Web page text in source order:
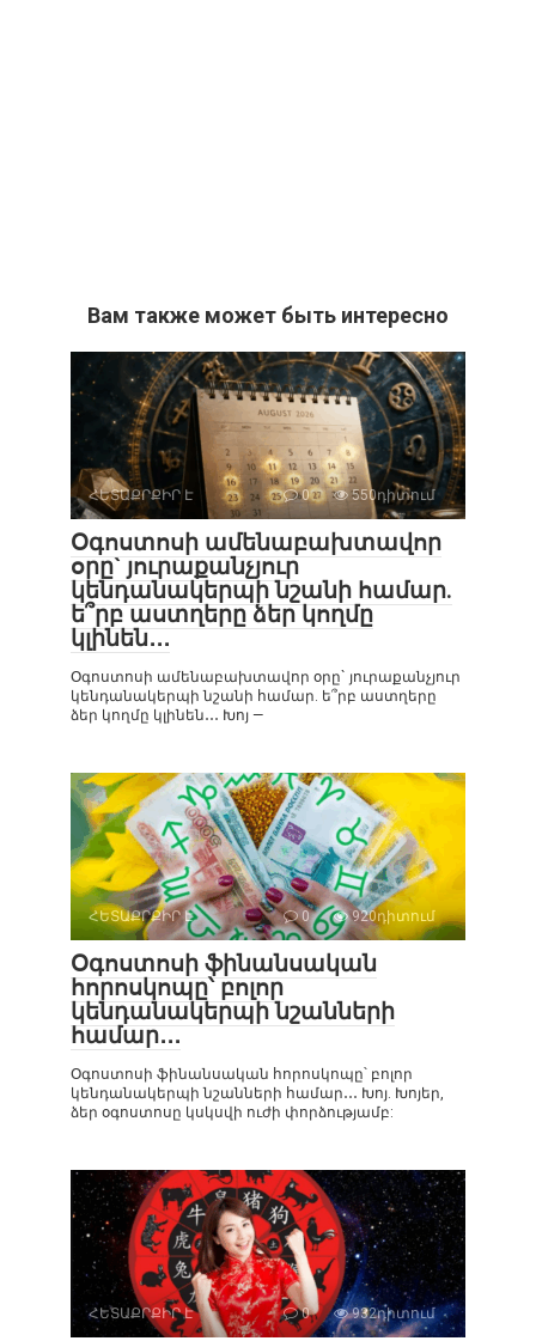
Вам также может быть интересно
ՀԵՏԱՔՐՔԻՐ Է 0 550դիտում
Օգոստոսի ամենաբախտավոր
օրը` յուրաքանչյուր
կենդանակերպի նշանի համար.
ե՞րբ աստղերը ձեր կողմը
կլինեն․․․
Օգոստոսի ամենաբախտավոր օրը` յուրաքանչյուր
կենդանակերպի նշանի համար. ե՞րբ աստղերը
ձեր կողմը կլինեն․․․ Խոյ —
ՀԵՏԱՔՐՔԻՐ Է 0 920դիտում
Օգոստոսի ֆինանսական
հորոսկոպը՝ բոլոր
կենդանակերպի նշանների
համար․․․
Օգոստոսի ֆինանսական հորոսկոպը՝ բոլոր
կենդանակերպի նշանների համար․․․ Խոյ. Խոյեր,
ձեր օգոստոսը կսկսվի ուժի փորձությամբ:
ՀԵՏԱՔՐՔԻՐ Է 0 932դիտում